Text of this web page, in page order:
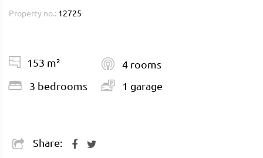
Property no.: 12725
153 m²
3 bedrooms
4 rooms
1 garage
Share: